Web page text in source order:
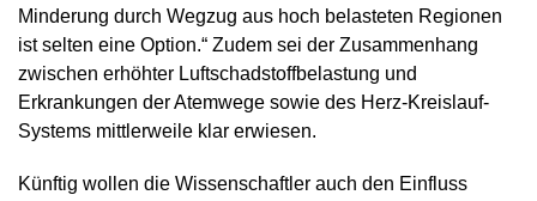
Minderung durch Wegzug aus hoch belasteten Regionen
ist selten eine Option.“ Zudem sei der Zusammenhang
zwischen erhöhter Luftschadstoffbelastung und
Erkrankungen der Atemwege sowie des Herz-Kreislauf-
Systems mittlerweile klar erwiesen.
Künftig wollen die Wissenschaftler auch den Einfluss